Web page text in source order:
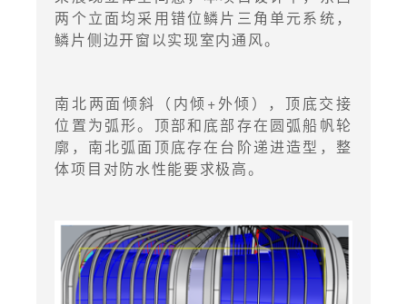
两个立面均采用错位鳞片三角单元系统，
鳞片侧边开窗以实现室内通风。
南北两面倾斜（内倾+外倾），顶底交接
位置为弧形。顶部和底部存在圆弧船帆轮
廓，南北弧面顶底存在台阶递进造型，整
体项目对防水性能要求极高。